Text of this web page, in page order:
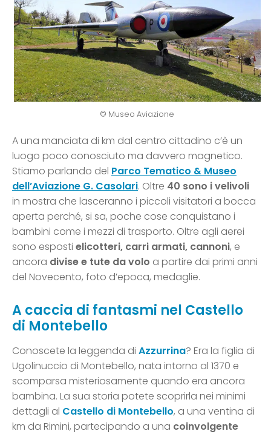
© Museo Aviazione
A una manciata di km dal centro cittadino c’è un
luogo poco conosciuto ma davvero magnetico.
Stiamo parlando del Parco Tematico & Museo
dell’Aviazione G. Casolari. Oltre 40 sono i velivoli
in mostra che lasceranno i piccoli visitatori a bocca
aperta perché, si sa, poche cose conquistano i
bambini come i mezzi di trasporto. Oltre agli aerei
sono esposti elicotteri, carri armati, cannoni, e
ancora divise e tute da volo a partire dai primi anni
del Novecento, foto d’epoca, medaglie.
A caccia di fantasmi nel Castello
di Montebello
Conoscete la leggenda di Azzurrina? Era la figlia di
Ugolinuccio di Montebello, nata intorno al 1370 e
scomparsa misteriosamente quando era ancora
bambina. La sua storia potete scoprirla nei minimi
dettagli al Castello di Montebello, a una ventina di
km da Rimini, partecipando a una coinvolgente